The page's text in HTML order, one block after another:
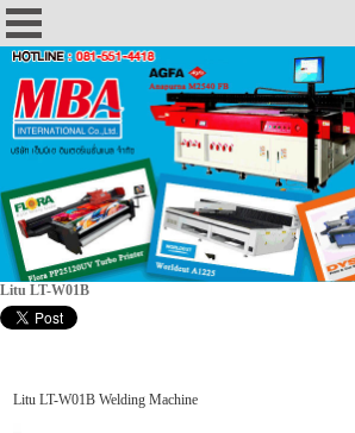
Litu LT-W01B
Litu LT-W01B Welding Machine